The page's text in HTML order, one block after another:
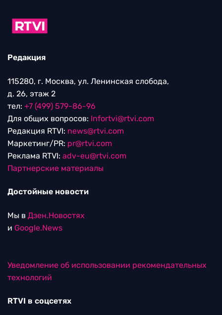
Редакция
115280, г. Москва, ул. Ленинская слобода,
д. 26, этаж 2
тел: +7 (499) 579-86-96
Для общих вопросов: Infortvi@rtvi.com
Редакция RTVI: news@rtvi.com
Маркетинг/PR: pr@rtvi.com
Реклама RTVI: adv-eu@rtvi.com
Партнерские материалы
Достойные новости
Мы в Дзен.Новостях
и Google.News
Уведомление об использовании рекомендательных
технологий
RTVI в соцсетях